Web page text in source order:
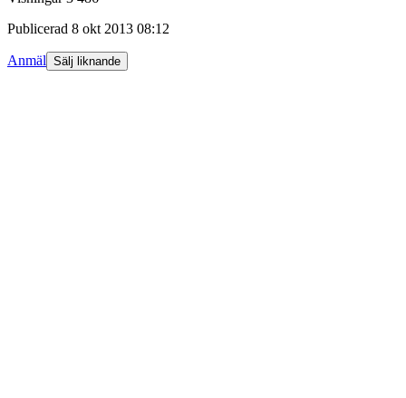
Publicerad 8 okt 2013 08:12
Anmäl Sälj liknande